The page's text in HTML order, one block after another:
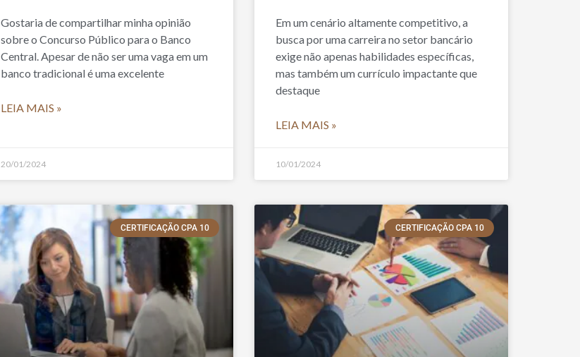
Gostaria de compartilhar minha opinião
sobre o Concurso Público para o Banco
Central. Apesar de não ser uma vaga em um
banco tradicional é uma excelente
LEIA MAIS »
20/01/2024
Em um cenário altamente competitivo, a
busca por uma carreira no setor bancário
exige não apenas habilidades específicas,
mas também um currículo impactante que
destaque
LEIA MAIS »
10/01/2024
CERTIFICAÇÃO CPA 10 CERTIFICAÇÃO CPA 10